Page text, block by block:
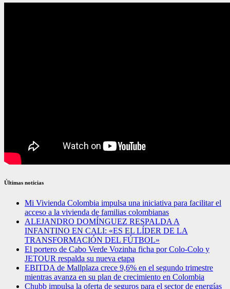
Últimas noticias
Mi Vivienda Colombia impulsa una iniciativa para facilitar el
acceso a la vivienda de familias colombianas
ALEJANDRO DOMÍNGUEZ RESPALDA A
INFANTINO EN CALI: «ES EL LÍDER DE LA
TRANSFORMACIÓN DEL FÚTBOL»
El portero de Cabo Verde Vozinha ficha por Colo-Colo y
JETOUR respalda su nueva etapa
EBITDA de Mallplaza crece 9,6% en el segundo trimestre
mientras avanza en su plan de crecimiento en Colombia
Chubb impulsa la oferta de seguros para el sector de energías